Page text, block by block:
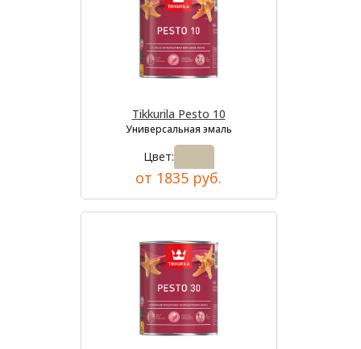
Tikkurila Pesto 10
Универсальная эмаль
Цвет:
от 1835 руб.